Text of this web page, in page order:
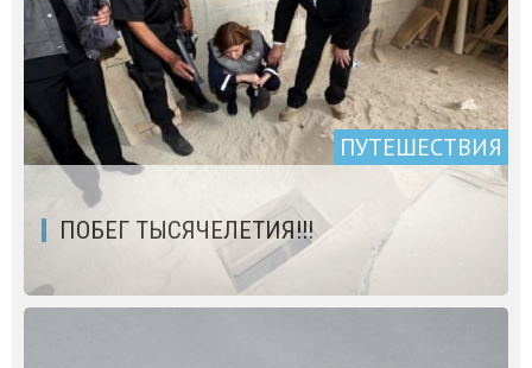
ПУТЕШЕСТВИЯ
ПОБЕГ ТЫСЯЧЕЛЕТИЯ!!!